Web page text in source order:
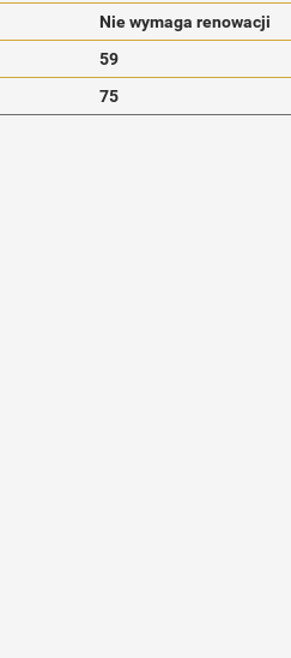
Nie wymaga renowacji
59
75